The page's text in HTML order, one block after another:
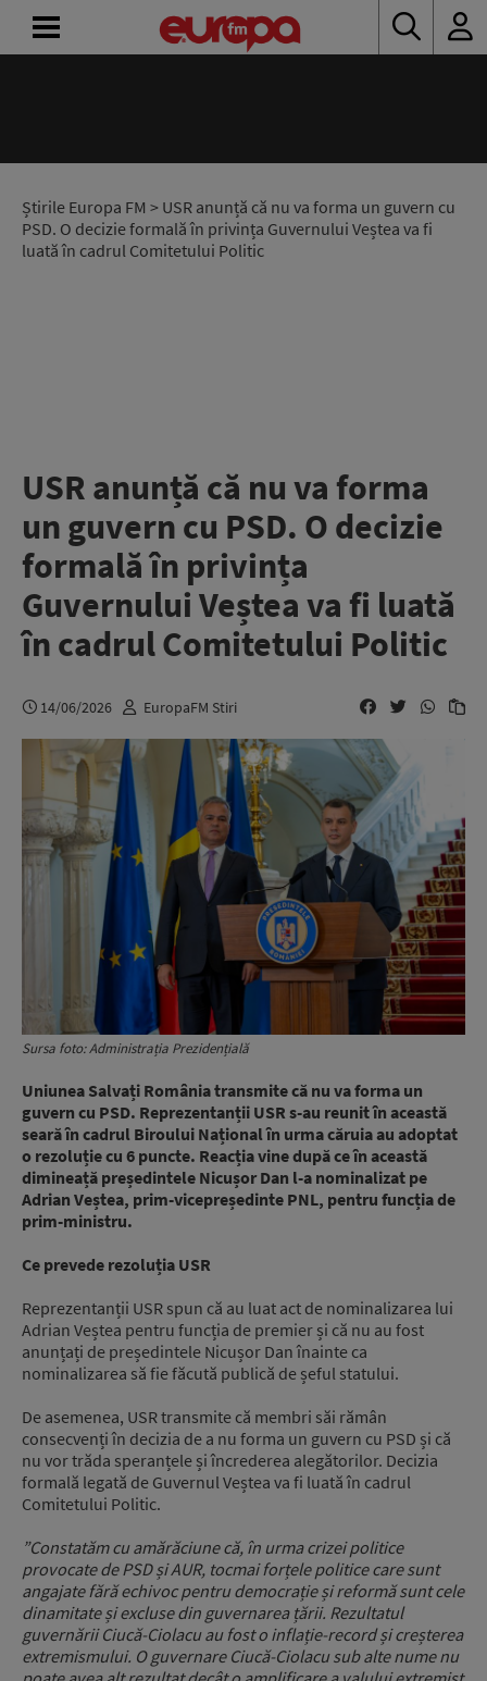
Știrile Europa FM > USR anunță că nu va forma un guvern cu
PSD. O decizie formală în privința Guvernului Veștea va fi
luată în cadrul Comitetului Politic
USR anunță că nu va forma
un guvern cu PSD. O decizie
formală în privința
Guvernului Veștea va fi luată
în cadrul Comitetului Politic
14/06/2026 EuropaFM Stiri
Sursa foto: Administrația Prezidențială
Uniunea Salvați România transmite că nu va forma un
guvern cu PSD. Reprezentanții USR s-au reunit în această
seară în cadrul Biroului Național în urma căruia au adoptat
o rezoluție cu 6 puncte. Reacția vine după ce în această
dimineață președintele Nicușor Dan l-a nominalizat pe
Adrian Veștea, prim-vicepreședinte PNL, pentru funcția de
prim-ministru.
Ce prevede rezoluția USR
Reprezentanții USR spun că au luat act de nominalizarea lui
Adrian Veștea pentru funcția de premier și că nu au fost
anunțați de președintele Nicușor Dan înainte ca
nominalizarea să fie făcută publică de șeful statului.
De asemenea, USR transmite că membri săi rămân
consecvenți în decizia de a nu forma un guvern cu PSD și că
nu vor trăda speranțele și încrederea alegătorilor. Decizia
formală legată de Guvernul Veștea va fi luată în cadrul
Comitetului Politic.
”Constatăm cu amărăciune că, în urma crizei politice
provocate de PSD și AUR, tocmai forțele politice care sunt
angajate fără echivoc pentru democrație și reformă sunt cele
dinamitate și excluse din guvernarea țării. Rezultatul
guvernării Ciucă-Ciolacu au fost o inflație-record și creșterea
extremismului. O guvernare Ciucă-Ciolacu sub alte nume nu
RADIO
CONCURSURI